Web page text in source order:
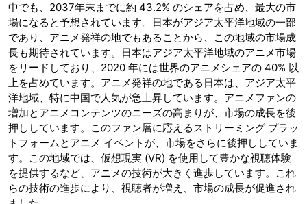
中でも、2037年末までに約 43.2% のシェアを占め、最大の市
場になると予想されています。日本がアジア太平洋地域の一部
であり、アニメ発祥の地でもあることから、この地域の市場成
長も期待されています。日本はアジア太平洋地域のアニメ市場
をリードしており、2020 年には世界のアニメシェアの 40% 以
上を占めています。アニメ発祥の地である日本は、アジア太平
洋地域、特に中国で人気が急上昇しています。アニメファンの
増加とアニメコンテンツのニーズの高まりが、市場の成長を後
押ししています。このファン層に応えるストリーミング プラッ
トフォームとアニメ イベントが、市場をさらに後押ししていま
す。この地域では、仮想現実 (VR) を使用して豊かな視聴体験
を提供するなど、アニメの技術が大きく進歩しています。これ
らの技術の進歩により、視聴者が増え、市場の成長が促進され